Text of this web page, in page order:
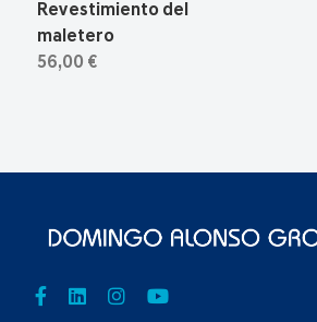
Revestimiento del
maletero
56,00 €